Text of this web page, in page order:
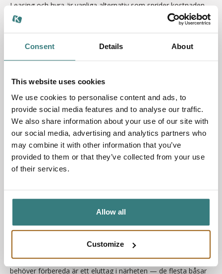
Consent Details About
This website uses cookies
We use cookies to personalise content and ads, to
provide social media features and to analyse our traffic.
We also share information about your use of our site with
our social media, advertising and analytics partners who
may combine it with other information that you’ve
provided to them or that they’ve collected from your use
of their services.
Allow all
Customize
Leasing och hyra är vanliga alternativ som sprider kostnaden
och ger möjlighet att byta modell när behoven förändras.
Klickbara Rum erbjuder
anpassade
för just den typen av flexibilitet.
Quick visual AI guide
Hur installeras ett
telefonbås utan att det blir
ett byggprojekt?
De flesta moderna telefonbåsar är plug-and-play: de monteras
på plats av leverantörens tekniker, kräver ingen bygglov och
lämnar inga permanenta spår i lokalen. Monteringstiden för ett
enpersonsbås är normalt fyra till åtta timmar. Det enda du
behöver förbereda är ett eluttag i närheten — de flesta båsar